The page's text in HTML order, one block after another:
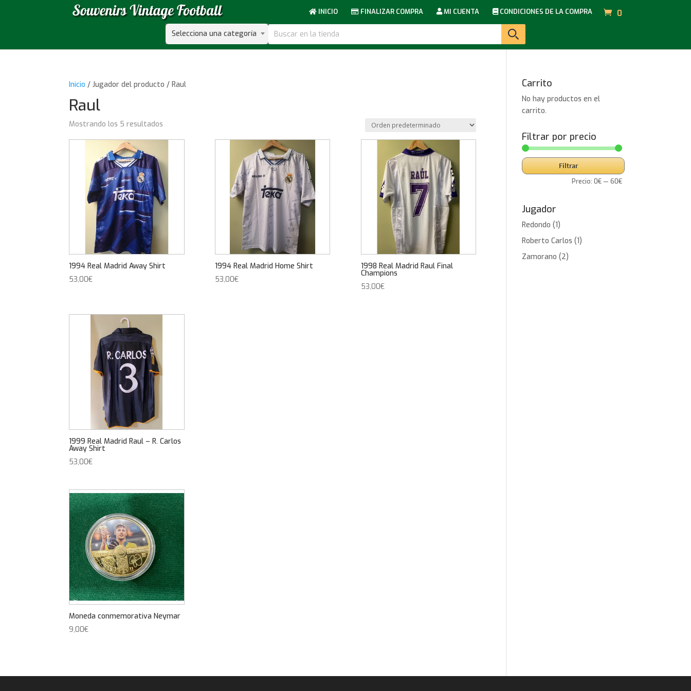
INICIO FINALIZAR COMPRA MI CUENTA CONDICIONES DE LA COMPRA 0
Selecciona una categoría
Inicio / Jugador del producto / Raul
Raul
Mostrando los 5 resultados
1994 Real Madrid Away Shirt
53,00€
1994 Real Madrid Home Shirt
53,00€
1998 Real Madrid Raul Final
Champions
53,00€
1999 Real Madrid Raul – R. Carlos
Away Shirt
53,00€
Moneda conmemorativa Neymar
9,00€
Carrito
No hay productos en el
carrito.
Filtrar por precio
Precio
mínimo
Precio
máximo
Filtrar
Precio: 0€— 60€
Jugador
Redondo (1)
Roberto Carlos (1)
Zamorano (2)